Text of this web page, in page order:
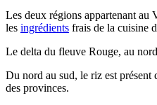
Les deux régions appartenant au
les ingrédients frais de la cuisine
Le delta du fleuve Rouge, au
Du nord au sud, le riz est présent
des provinces.